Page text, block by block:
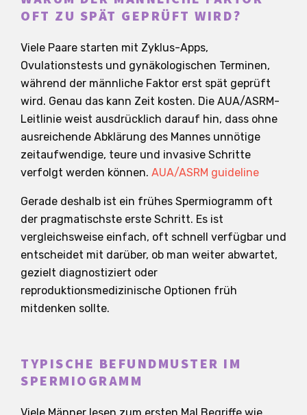
OFT ZU SPÄT GEPRÜFT WIRD?
Viele Paare starten mit Zyklus-Apps,
Ovulationstests und gynäkologischen Terminen,
während der männliche Faktor erst spät geprüft
wird. Genau das kann Zeit kosten. Die AUA/ASRM-
Leitlinie weist ausdrücklich darauf hin, dass ohne
ausreichende Abklärung des Mannes unnötige
zeitaufwendige, teure und invasive Schritte
verfolgt werden können. AUA/ASRM guideline
Gerade deshalb ist ein frühes Spermiogramm oft
der pragmatischste erste Schritt. Es ist
vergleichsweise einfach, oft schnell verfügbar und
entscheidet mit darüber, ob man weiter abwartet,
gezielt diagnostiziert oder
reproduktionsmedizinische Optionen früh
mitdenken sollte.
TYPISCHE BEFUNDMUSTER IM
SPERMIOGRAMM
Viele Männer lesen zum ersten Mal Begriffe wie